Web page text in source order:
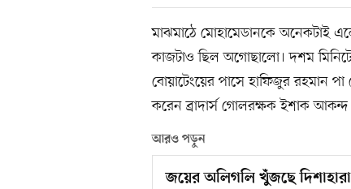
মাঝমাঠে মোহামেডানকে অনেকটাই
কাজটাও ছিল অগোছালো। দশম
বোয়াটেংয়ের পাসে হাফিজুর রহমান
করেন ব্রাদার্স গোলরক্ষক ইশাক আকন্দ।
আরও পড়ুন
জয়ের অলিগলি খুঁজছে